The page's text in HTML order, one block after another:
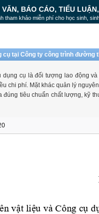
BÁO CÁO, TIỂU
tham khảo miễn phí cho học sinh,
cụ tại Công ty công trình đường
dụng cụ là đối tượng lao động
chi phí. Mặt khác quản lý
đúng tiêu chuẩn chất lượng, kỹ